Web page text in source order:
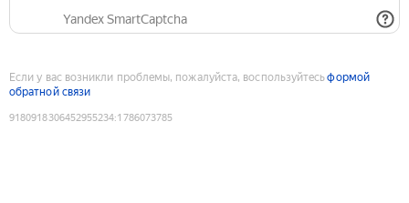
Yandex SmartCaptcha
Если у вас возникли проблемы, пожалуйста, воспользуйтесьформой
обратной связи
9180918306452955234:1786073785